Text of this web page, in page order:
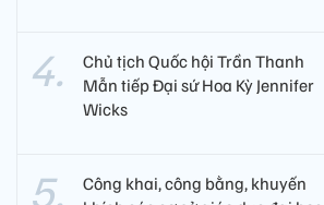
Chủ tịch Quốc hội Trần Thanh
Mẫn tiếp Đại sứ Hoa Kỳ Jennifer
Wicks
Công khai, công bằng, khuyến